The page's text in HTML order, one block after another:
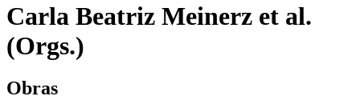
Carla Beatriz Meinerz et al.
(Orgs.)
Obras